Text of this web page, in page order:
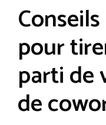
pour
parti de
de